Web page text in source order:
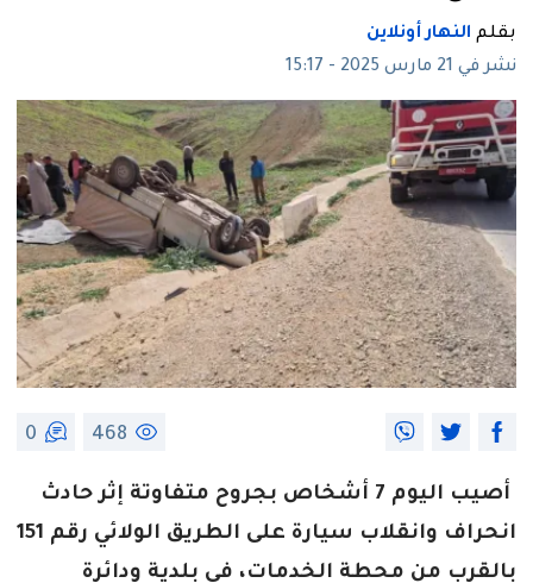
بقلم النهار أونلاين
نشر في 21 مارس 2025 - 15:17
468
0
أصيب اليوم 7 أشخاص بجروح متفاوتة إثر حادث
انحراف وانقلاب سيارة على الطريق الولائي رقم 151
بالقرب من محطة الخدمات، في بلدية ودائرة